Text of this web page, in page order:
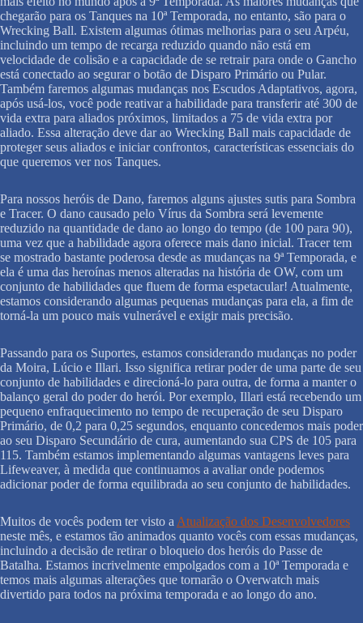
chegarão para os Tanques na 10ª Temporada, no entanto, são para o
Wrecking Ball. Existem algumas ótimas melhorias para o seu Arpéu,
incluindo um tempo de recarga reduzido quando não está em
velocidade de colisão e a capacidade de se retrair para onde o Gancho
está conectado ao segurar o botão de Disparo Primário ou Pular.
Também faremos algumas mudanças nos Escudos Adaptativos, agora,
após usá-los, você pode reativar a habilidade para transferir até 300 de
vida extra para aliados próximos, limitados a 75 de vida extra por
aliado. Essa alteração deve dar ao Wrecking Ball mais capacidade de
proteger seus aliados e iniciar confrontos, características essenciais do
que queremos ver nos Tanques.
Para nossos heróis de Dano, faremos alguns ajustes sutis para Sombra
e Tracer. O dano causado pelo Vírus da Sombra será levemente
reduzido na quantidade de dano ao longo do tempo (de 100 para 90),
uma vez que a habilidade agora oferece mais dano inicial. Tracer tem
se mostrado bastante poderosa desde as mudanças na 9ª Temporada, e
ela é uma das heroínas menos alteradas na história de OW, com um
conjunto de habilidades que fluem de forma espetacular! Atualmente,
estamos considerando algumas pequenas mudanças para ela, a fim de
torná-la um pouco mais vulnerável e exigir mais precisão.
Passando para os Suportes, estamos considerando mudanças no poder
da Moira, Lúcio e Illari. Isso significa retirar poder de uma parte de seu
conjunto de habilidades e direcioná-lo para outra, de forma a manter o
balanço geral do poder do herói. Por exemplo, Illari está recebendo um
pequeno enfraquecimento no tempo de recuperação de seu Disparo
Primário, de 0,2 para 0,25 segundos, enquanto concedemos mais poder
ao seu Disparo Secundário de cura, aumentando sua CPS de 105 para
115. Também estamos implementando algumas vantagens leves para
Lifeweaver, à medida que continuamos a avaliar onde podemos
adicionar poder de forma equilibrada ao seu conjunto de habilidades.
Muitos de vocês podem ter visto a Atualização dos Desenvolvedores
neste mês, e estamos tão animados quanto vocês com essas mudanças,
incluindo a decisão de retirar o bloqueio dos heróis do Passe de
Batalha. Estamos incrivelmente empolgados com a 10ª Temporada e
temos mais algumas alterações que tornarão o Overwatch mais
divertido para todos na próxima temporada e ao longo do ano.